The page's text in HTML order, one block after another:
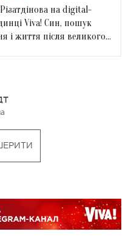
на digital-
Viva! Cин, пошук
і життя після великого